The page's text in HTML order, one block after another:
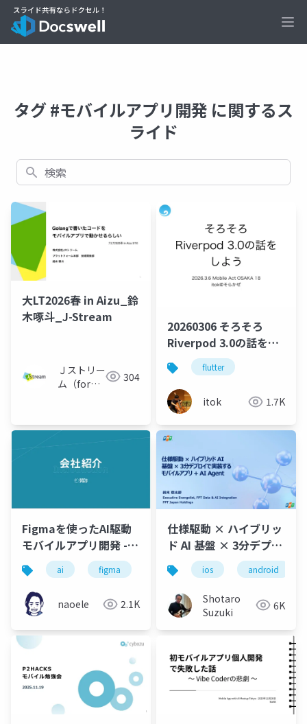
タグ #モバイルアプリ開発 に関するス
ライド
検索
大LT2026春 in Aizu_鈴
木啄斗_J-Stream
Ｊストリー
ム（for
304
20260306 そろそろ
Riverpod 3.0の話をし
よう
flutter
itok 1.7K
Figmaを使ったAI駆動
モバイルアプリ開発 -
コード生成しやすいデ
ザイン設計の実例 -
ai figma android ios flutter
naoele 2.1K
仕様駆動 × ハイブリッ
ド AI 基盤 × 3分デプロ
イで実装するモバイル
アプリ + AI Agent
ios android
Shotaro
Suzuki
6K